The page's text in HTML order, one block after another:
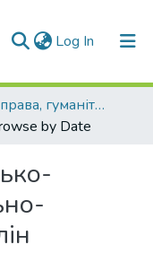
Log In (current)
Факультет права, гуманітарних і соціальних наук
by Date